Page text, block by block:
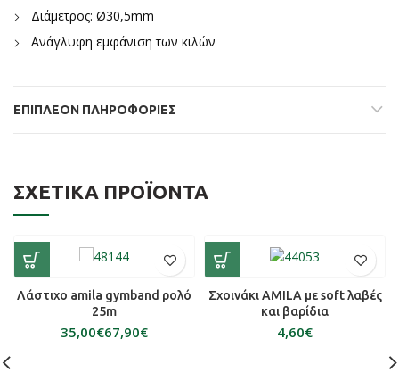
Διάμετρος: Ø30,5mm
Ανάγλυφη εμφάνιση των κιλών
ΕΠΙΠΛΈΟΝ ΠΛΗΡΟΦΟΡΊΕΣ
ΣΧΕΤΙΚΆ ΠΡΟΪΌΝΤΑ
Λάστιχο amila gymband ρολό
25m
€ €
Σχοινάκι AMILA με soft λαβές
και βαρίδια
€